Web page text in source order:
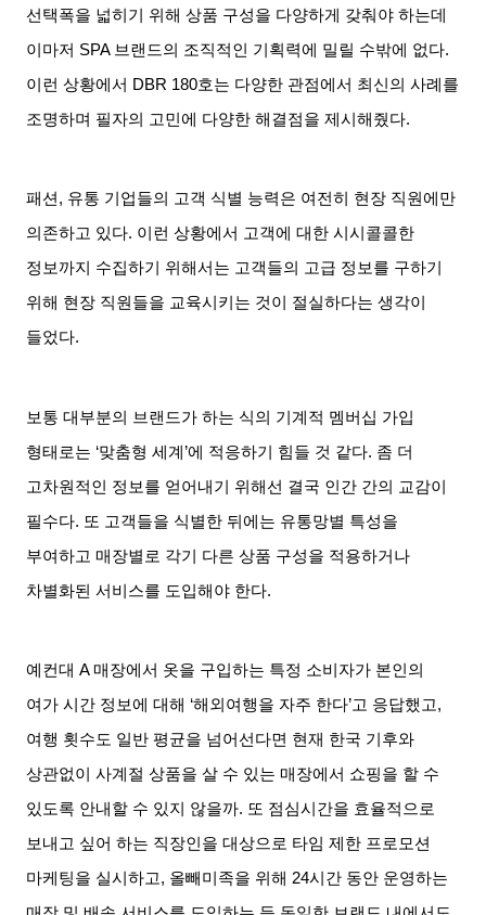
선택폭을 넓히기 위해 상품 구성을 다양하게 갖춰야 하는데
이마저 SPA 브랜드의 조직적인 기획력에 밀릴 수밖에 없다.
이런 상황에서 DBR 180호는 다양한 관점에서 최신의 사례를
조명하며 필자의 고민에 다양한 해결점을 제시해줬다.
패션, 유통 기업들의 고객 식별 능력은 여전히 현장 직원에만
의존하고 있다. 이런 상황에서 고객에 대한 시시콜콜한
정보까지 수집하기 위해서는 고객들의 고급 정보를 구하기
위해 현장 직원들을 교육시키는 것이 절실하다는 생각이
들었다.
보통 대부분의 브랜드가 하는 식의 기계적 멤버십 가입
형태로는 ‘맞춤형 세계 ’에 적응하기 힘들 것 같다. 좀 더
고차원적인 정보를 얻어내기 위해선 결국 인간 간의 교감이
필수다. 또 고객들을 식별한 뒤에는 유통망별 특성을
부여하고 매장별로 각기 다른 상품 구성을 적용하거나
차별화된 서비스를 도입해야 한다.
예컨대 A매장에서 옷을 구입하는 특정 소비자가 본인의
여가 시간 정보에 대해 ‘해외여행을 자주 한다’고 응답했고,
여행 횟수도 일반 평균을 넘어선다면 현재 한국 기후와
상관없이 사계절 상품을 살 수 있는 매장에서 쇼핑을 할 수
있도록 안내할 수 있지 않을까. 또 점심시간을 효율적으로
보내고 싶어 하는 직장인을 대상으로 타임 제한 프로모션
마케팅을 실시하고, 올빼미족을 위해 24시간 동안 운영하는